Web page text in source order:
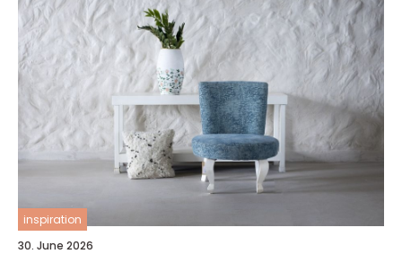
inspiration
30. June 2026